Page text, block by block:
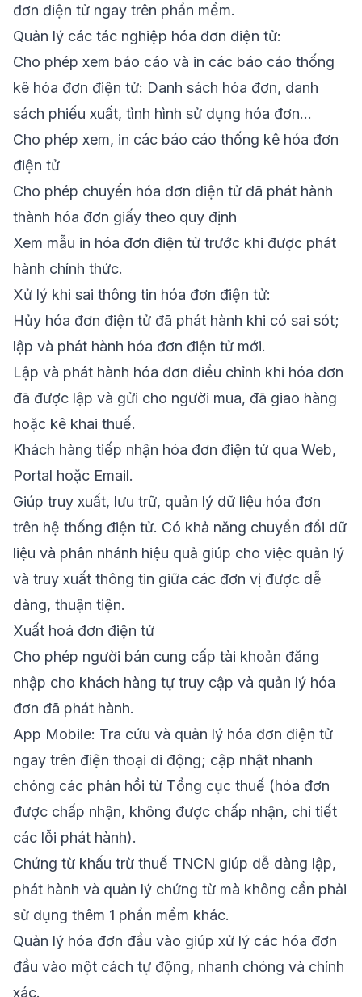
đơn điện tử ngay trên phần mềm.
Quản lý các tác nghiệp hóa đơn điện tử:
Cho phép xem báo cáo và in các báo cáo thống
kê hóa đơn điện tử: Danh sách hóa đơn, danh
sách phiếu xuất, tình hình sử dụng hóa đơn…
Cho phép xem, in các báo cáo thống kê hóa đơn
điện tử
Cho phép chuyển hóa đơn điện tử đã phát hành
thành hóa đơn giấy theo quy định
Xem mẫu in hóa đơn điện tử trước khi được phát
hành chính thức.
Xử lý khi sai thông tin hóa đơn điện tử:
Hủy hóa đơn điện tử đã phát hành khi có sai sót;
lập và phát hành hóa đơn điện tử mới.
Lập và phát hành hóa đơn điều chỉnh khi hóa đơn
đã được lập và gửi cho người mua, đã giao hàng
hoặc kê khai thuế.
Khách hàng tiếp nhận hóa đơn điện tử qua Web,
Portal hoặc Email.
Giúp truy xuất, lưu trữ, quản lý dữ liệu hóa đơn
trên hệ thống điện tử. Có khả năng chuyển đổi dữ
liệu và phân nhánh hiệu quả giúp cho việc quản lý
và truy xuất thông tin giữa các đơn vị được dễ
dàng, thuận tiện.
Xuất hoá đơn điện tử
Cho phép người bán cung cấp tài khoản đăng
nhập cho khách hàng tự truy cập và quản lý hóa
đơn đã phát hành.
App Mobile: Tra cứu và quản lý hóa đơn điện tử
ngay trên điện thoại di động; cập nhật nhanh
chóng các phản hồi từ Tổng cục thuế (hóa đơn
được chấp nhận, không được chấp nhận, chi tiết
các lỗi phát hành).
Chứng từ khấu trừ thuế TNCN giúp dễ dàng lập,
phát hành và quản lý chứng từ mà không cần phải
sử dụng thêm 1 phần mềm khác.
Quản lý hóa đơn đầu vào giúp xử lý các hóa đơn
đầu vào một cách tự động, nhanh chóng và chính
xác.